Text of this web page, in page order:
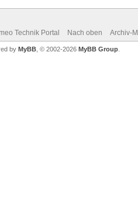
Technik Portal Nach oben Archiv-
by MyBB , © 2002-2026 MyBB Group